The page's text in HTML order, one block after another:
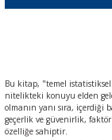
Bu kitap, "temel
nitelikteki konuyu elden
olmanın yanı sıra, içerdiği
geçerlik ve güvenirlik,
özelliğe sahiptir.